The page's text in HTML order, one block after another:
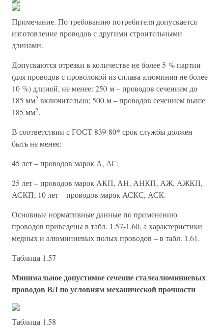
Примечание. По требованию потребителя допускается
изготовление проводов с другими строительными
длинами.
Допускаются отрезки в количестве не более 5 % партии
(для проводов с проволокой из сплава алюминия не более
10 %) длиной, не менее: 250 м – проводов сечением до
185 мм2 включительно; 500 м – проводов сечением выше
185 мм2.
В соответствии с ГОСТ 839-80* срок службы должен
быть не менее:
45 лет – проводов марок А, АС;
25 лет – проводов марок АКП, АН, АНКП, АЖ, АЖКП,
АСКП; 10 лет – проводов марок АСКС, АСК.
Основные нормативные данные по применению
проводов приведены в табл. 1.57-1.60, а характеристики
медных и алюминиевых полых проводов – в табл. 1.61.
Таблица 1.57
Минимальное допустимое сечение сталеалюминиевых
проводов ВЛ по условиям механической прочности
Таблица 1.58